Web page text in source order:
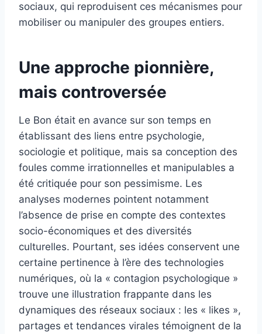
sociaux, qui reproduisent ces mécanismes pour
mobiliser ou manipuler des groupes entiers.
Une approche pionnière,
mais controversée
Le Bon était en avance sur son temps en
établissant des liens entre psychologie,
sociologie et politique, mais sa conception des
foules comme irrationnelles et manipulables a
été critiquée pour son pessimisme. Les
analyses modernes pointent notamment
l’absence de prise en compte des contextes
socio-économiques et des diversités
culturelles. Pourtant, ses idées conservent une
certaine pertinence à l’ère des technologies
numériques, où la « contagion psychologique »
trouve une illustration frappante dans les
dynamiques des réseaux sociaux : les « likes »,
partages et tendances virales témoignent de la